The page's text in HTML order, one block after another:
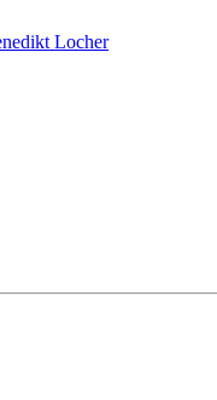
Locher